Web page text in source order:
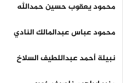
محمود يعقوب حسين حمدالله
محمود عباس عبدالمالك النادي
نبيلة أحمد عبداللطيف السلاخ